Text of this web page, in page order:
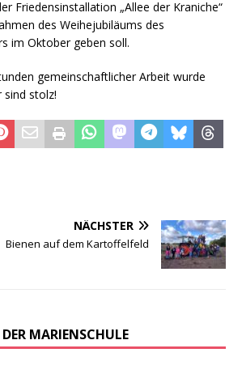
Friedensinstallation „Allee der Kraniche“
des Weihejubiläums des
im Oktober geben soll.
gemeinschaftlicher Arbeit wurde
sind stolz!
NÄCHSTER
Bienen auf dem Kartoffelfeld
MARIENSCHULE